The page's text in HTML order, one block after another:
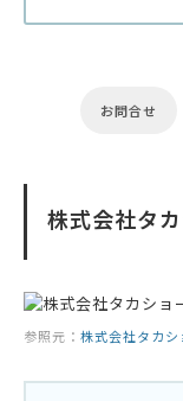
お問合せ
株式会社タ
参照元： 株式会社タカ